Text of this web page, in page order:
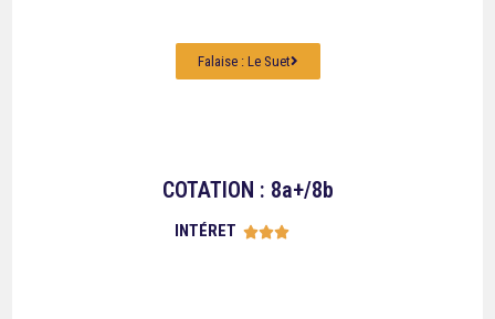
Falaise : Le Suet
COTATION : 8a+/8b
INTÉRET 